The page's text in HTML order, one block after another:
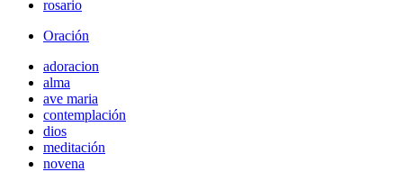
rosario
Oración
adoracion
alma
ave maria
contemplación
dios
meditación
novena